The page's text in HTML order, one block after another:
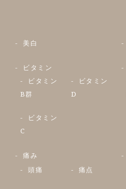
美白
ビタミン
ビタミン
B群
ビタミン
D
ビタミン
C
痛み
頭痛
痛点